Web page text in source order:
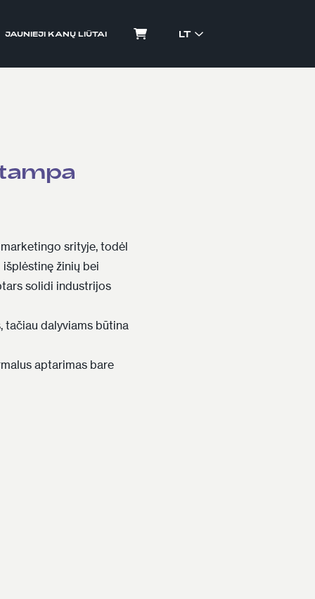
JAUNIEJI KANŲ LIŪTAI LT
srityje, todėl
žinių bei
solidi industrijos
tačiau dalyviams būtina
aptarimas bare